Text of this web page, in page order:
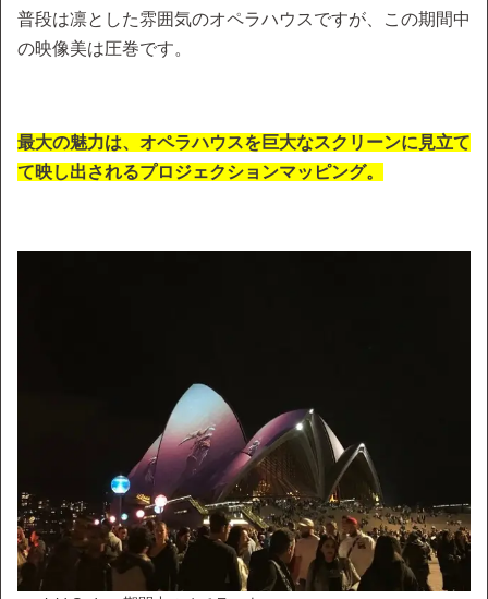
普段は凛とした雰囲気のオペラハウスですが、この期間中
の映像美は圧巻です。
最大の魅力は、オペラハウスを巨大なスクリーンに見立て
て映し出されるプロジェクションマッピング。